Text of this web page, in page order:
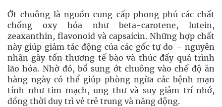
Ớt chuông là nguồn cung cấp phong phú các chất
chống oxy hóa như beta-carotene, lutein,
zeaxanthin, flavonoid và capsaicin. Những hợp chất
này giúp giảm tác động của các gốc tự do – nguyên
nhân gây tổn thương tế bào và thúc đẩy quá trình
lão hóa. Nhờ đó, bổ sung ớt chuông vào chế độ ăn
hàng ngày có thể giúp phòng ngừa các bệnh mạn
tính như tim mạch, ung thư và suy giảm trí nhớ,
đồng thời duy trì vẻ trẻ trung và năng động.